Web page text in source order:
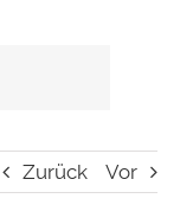
Zurück Vor